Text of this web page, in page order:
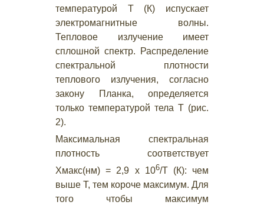
температурой Т (К) испускает
электромагнитные волны.
Тепловое излучение имеет
сплошной спектр. Распределение
спектральной плотности
теплового излучения, согласно
закону Планка, определяется
только температурой тела Т (рис.
2).
Максимальная спектральная
плотность соответствует
Хмакс(нм) = 2,9 х 106/Т (К): чем
выше Т, тем короче максимум. Для
того чтобы максимум